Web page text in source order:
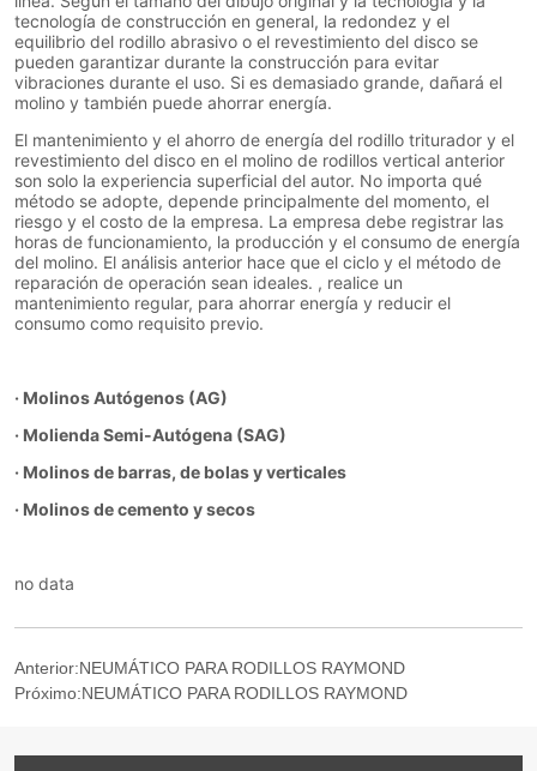
no data
Anterior:NEUMÁTICO PARA RODILLOS RAYMOND
Próximo:NEUMÁTICO PARA RODILLOS RAYMOND